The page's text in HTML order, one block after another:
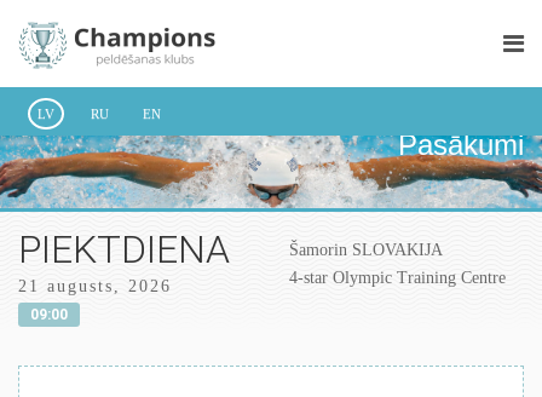
LV RU EN
Pasākumi
PIEKTDIENA
21 augusts, 2026
09:00
Šamorin SLOVAKIJA
4-star Olympic Training Centre